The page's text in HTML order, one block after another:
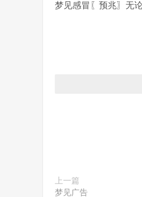
梦见感冒〖预兆〗无
上一篇
梦见广告